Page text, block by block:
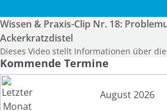
Wissen & Praxis-Clip Nr. 18:
Ackerkratzdistel
Dieses Video stellt Informationen über
Kommende Termine
August 2026